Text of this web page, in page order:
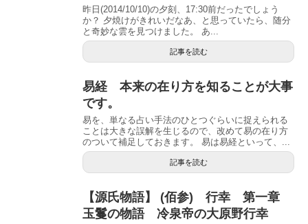
昨日(2014/10/10)の夕刻、17:30前だったでしょう
か？ 夕焼けがきれいだなあ、と思っていたら、随分
と奇妙な雲を見つけました。 あ...
記事を読む
易経 本来の在り方を知ることが大事
です。
易を、単なる占い手法のひとつぐらいに捉えられる
ことは大きな誤解を生じるので、改めて易の在り方
のついて補足しておきます。 易は易経といって、...
記事を読む
【源氏物語】 (佰参) 行幸 第一章
玉鬘の物語 冷泉帝の大原野行幸